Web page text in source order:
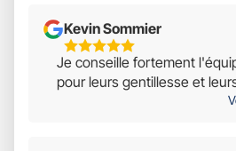
Kevin Sommier
5
Étoiles
Sur
Je conseille fortement
pour leurs gentillesse et